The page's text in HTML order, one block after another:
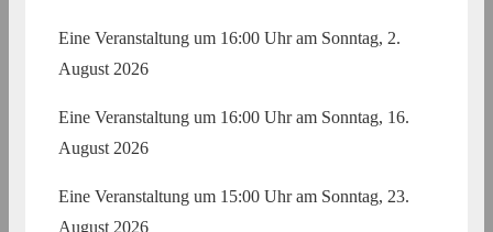
Eine Veranstaltung um 16:00 Uhr am Sonntag, 2.
August 2026
Eine Veranstaltung um 16:00 Uhr am Sonntag, 16.
August 2026
Eine Veranstaltung um 15:00 Uhr am Sonntag, 23.
August 2026